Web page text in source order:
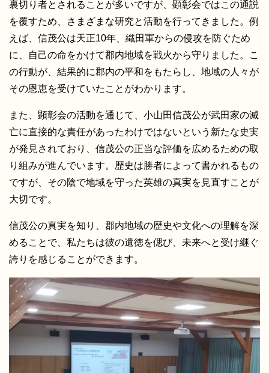
裏切り者とされることが多いですが、顕彰会ではこの通説
を覆すため、さまざまな研究と活動を行ってきました。例
えば、信茂公は天正10年、織田軍からの侵攻を防ぐため
に、自己の命をかけて郡内地域を戦火から守りました。こ
の行動が、結果的に郡内の平和をもたらし、地域の人々が
その恩恵を受けていたことがわかります。
また、顕彰会の活動を通じて、小山田信茂公が武田家の滅
亡に直接的な責任があったわけではないという新たな史実
が発見されており、信茂公の正当な評価を広めるための取
り組みが進んでいます。歴史は勝者によって書かれるもの
ですが、その陰で地域を守った英雄の真実を見直すことが
大切です。
信茂公の真実を知り、郡内地域の歴史や文化への理解を深
めることで、私たちは彼の遺徳を偲び、未来へと受け継ぐ
誇りを感じることができます。